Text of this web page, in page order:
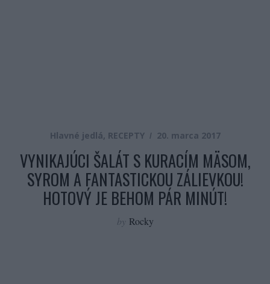
Hlavné jedlá, RECEPTY 20. marca 2017
VYNIKAJÚCI ŠALÁT S KURACÍM MÄSOM,
SYROM A FANTASTICKOU ZÁLIEVKOU!
HOTOVÝ JE BEHOM PÁR MINÚT!
by Rocky